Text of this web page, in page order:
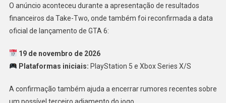
O anúncio aconteceu durante a apresentação de resultados
financeiros da Take-Two, onde também foi reconfirmada a data
oficial de lançamento de GTA 6:
19 de novembro de 2026
Plataformas iniciais: PlayStation 5 e Xbox Series X/S
A confirmação também ajuda a encerrar rumores recentes sobre